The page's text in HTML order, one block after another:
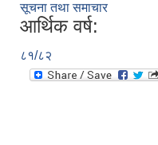
सूचना तथा समाचार
आर्थिक वर्ष:
८१/८२